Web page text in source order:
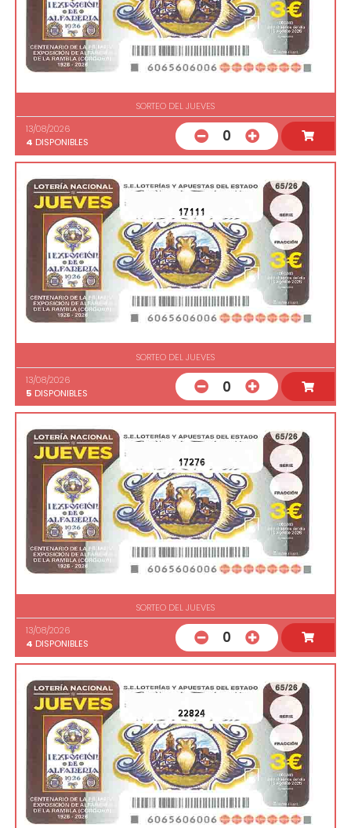
SORTEO DEL JUEVES
13/08/2026
4 DISPONIBLES 0
17111
SORTEO DEL JUEVES
13/08/2026
5 DISPONIBLES 0
17276
SORTEO DEL JUEVES
13/08/2026
4 DISPONIBLES 0
22824